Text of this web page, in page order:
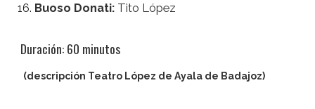
Buoso Donati: Tito López
Duración: 60 minutos
(descripción Teatro López de Ayala de Badajoz)